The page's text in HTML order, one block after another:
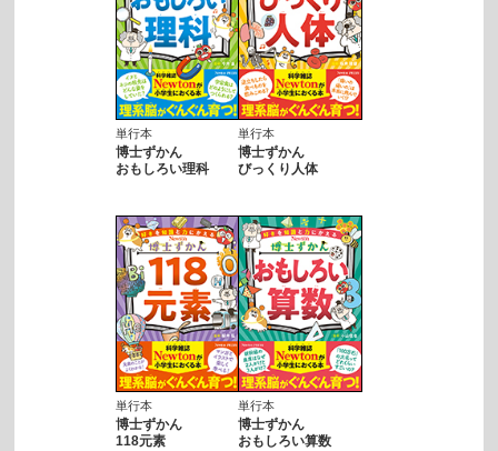
単行本
博士ずかん
おもしろい理科
単行本
博士ずかん
びっくり人体
単行本
博士ずかん
118元素
単行本
博士ずかん
おもしろい算数